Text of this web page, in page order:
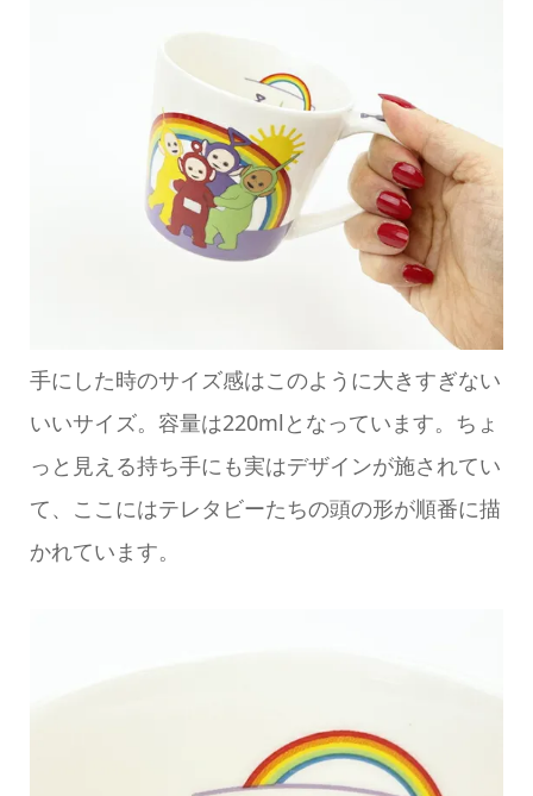
手にした時のサイズ感はこのように大きすぎない
いいサイズ。容量は220mlとなっています。ちょ
っと見える持ち手にも実はデザインが施されてい
て、ここにはテレタビーたちの頭の形が順番に描
かれています。